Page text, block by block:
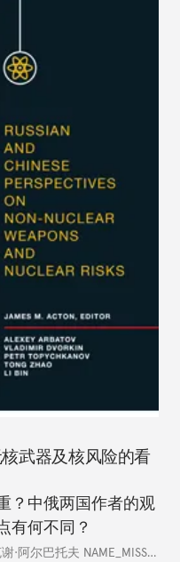
武器及核风险的看
？中俄两国作者的观
有何不同？
·阿尔巴托夫 NAME_MISSING